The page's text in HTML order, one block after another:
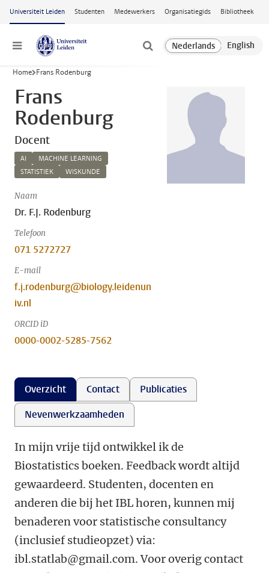
Ga naar hoofdinhoud
Universiteit Leiden Studenten Medewerkers Organisatiegids Bibliotheek
Menu
Home Frans Rodenburg
Frans
Rodenburg
Docent
AI
MACHINE LEARNING
STATISTIEK
WISKUNDE
Naam
Dr. F.J. Rodenburg
Telefoon
071 5272727
E-mail
f.j.rodenburg@biology.leidenun
iv.nl
ORCID iD
0000-0002-5285-7562
Overzicht Contact
Publicaties
Nevenwerkzaamheden
In mijn vrije tijd ontwikkel ik de
Biostatistics boeken. Feedback wordt altijd
gewaardeerd. Studenten, docenten en
anderen die bij het IBL horen, kunnen mij
benaderen voor statistische consultancy
(inclusief studieopzet) via:
ibl.statlab@gmail.com. Voor overig contact